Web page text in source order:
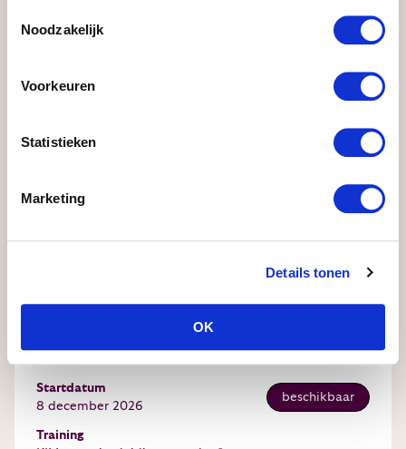
Noodzakelijk
Voorkeuren
Statistieken
Marketing
Details tonen
OK
Startdatum
8 december 2026
beschikbaar
Training